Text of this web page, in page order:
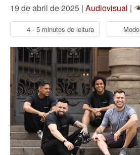
19 de abril de 2025 | Audiovisual |
4 - 5 minutos de leitura